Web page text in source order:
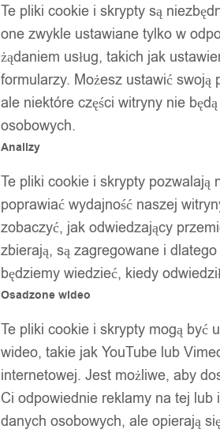
Te pliki cookie i skrypty są
one zwykle ustawiane tylko w
żądaniem usług, takich jak
formularzy. Możesz ustawić swoją
ale niektóre części witryny nie
osobowych.
Analizy
Te pliki cookie i skrypty pozwalają
poprawiać wydajność naszej
zobaczyć, jak odwiedzający
zbierają, są zagregowane i
będziemy wiedzieć, kiedy
Osadzone wideo
Te pliki cookie i skrypty mogą być
wideo, takie jak YouTube lub
internetowej. Jest możliwe, aby
Ci odpowiednie reklamy na tej
danych osobowych, ale opierają